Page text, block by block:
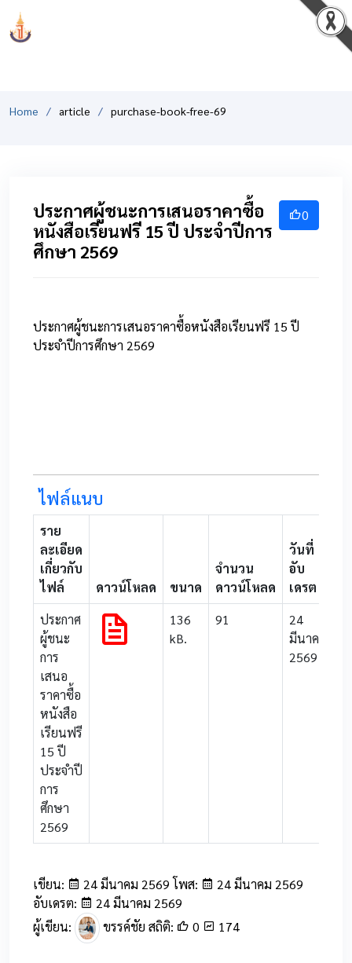
Home article purchase-book-free-69
0
ประกาศผู้ชนะการเสนอราคาซื้อ
หนังสือเรียนฟรี 15 ปี ประจำปีการ
ศึกษา 2569
ประกาศผู้ชนะการเสนอราคาซื้อหนังสือเรียนฟรี 15 ปี
ประจำปีการศึกษา 2569
ไฟล์แนบ
ราย
ละเอียด
เกี่ยวกับ
ไฟล์
ดาวน์โหลด ขนาด
จำนวน
ดาวน์โหลด
วันที่
อับ
เดรต
ประกาศ
ผู้ชนะ
การ
เสนอ
ราคาซื้อ
หนังสือ
เรียนฟรี
15 ปี
ประจำปี
การ
ศึกษา
2569
136
kB.
91
24
มีนาคม
2569
เขียน: 24 มีนาคม 2569 โพส:
24 มีนาคม 2569
อับเดรต:
24 มีนาคม 2569
ผู้เขียน:
ขรรค์ชัย สถิติ: 0 174